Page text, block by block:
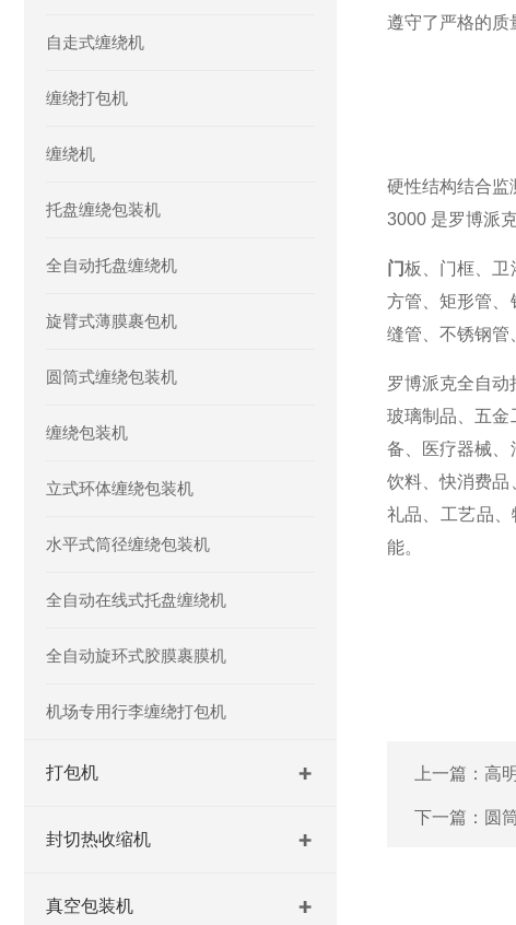
自走式缠绕机
缠绕打包机
缠绕机
托盘缠绕包装机
全自动托盘缠绕机
旋臂式薄膜裹包机
圆筒式缠绕包装机
缠绕包装机
立式环体缠绕包装机
水平式筒径缠绕包装机
全自动在线式托盘缠绕机
全自动旋环式胶膜裹膜机
机场专用行李缠绕打包机
打包机
封切热收缩机
真空包装机
遵守了严格的质
硬性结构结合监
3000 是罗博派
门板、门框、卫
方管、矩形管
缝管、不锈钢管
罗博派克全自动
玻璃制品、五金
备、医疗器械、
饮料、快消费品
礼品、工艺品
能。
上一篇： 高
下一篇： 圆